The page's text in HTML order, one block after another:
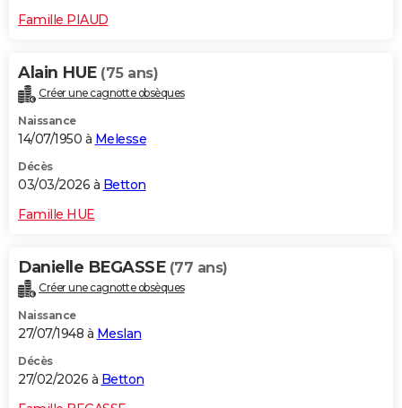
Famille PIAUD
Alain HUE (75 ans)
Créer une cagnotte obsèques
Naissance
14/07/1950 à Melesse
Décès
03/03/2026 à Betton
Famille HUE
Danielle BEGASSE (77 ans)
Créer une cagnotte obsèques
Naissance
27/07/1948 à Meslan
Décès
27/02/2026 à Betton